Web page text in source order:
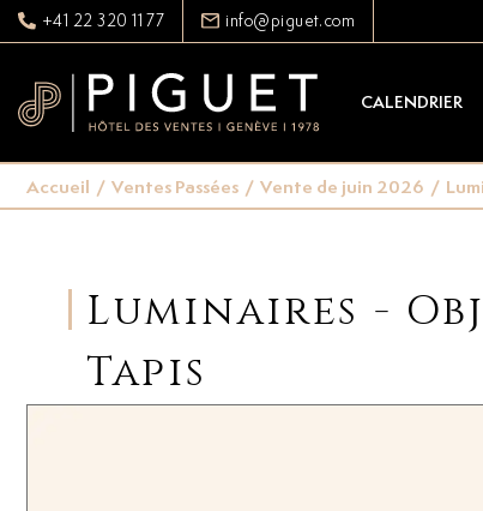
+41 22 320 11 77 info@piguet.com
CALENDRIER
Accueil / Ventes Passées / Vente de juin 2026 /
Luminaires -
Tapis